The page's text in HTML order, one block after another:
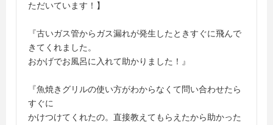
ただいています！】
『古いガス管からガス漏れが発生したときすぐに飛んで
きてくれました。
おかげでお風呂に入れて助かりました！』
『魚焼きグリルの使い方がわからなくて問い合わせたら
すぐに
かけつけてくれたの。直接教えてもらえたから助かった